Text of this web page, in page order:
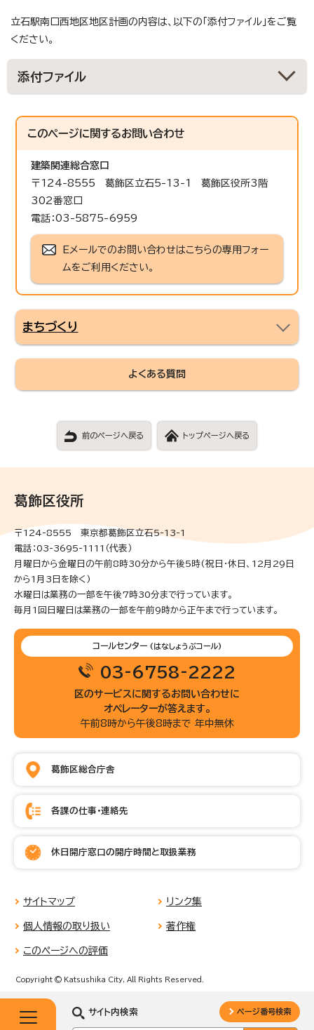
立石駅南口西地区地区計画の内容は、以下の「添付ファイル」をご覧
ください。
添付ファイル
このページに関するお問い合わせ
建築関連総合窓口
〒124-8555 葛飾区立石5-13-1 葛飾区役所3階
302番窓口
電話：03-5875-6959
Eメールでのお問い合わせはこちらの専用フォー
ムをご利用ください。
まちづくり
よくある質問
前のページへ戻る トップページへ戻る
サイト内検索 ページ番号検索
葛飾区役所
〒124-8555 東京都葛飾区立石5-13-1
電話：03-3695-1111（代表）
月曜日から金曜日の午前8時30分から午後5時(祝日・休日、12月29日
から1月3日を除く)
水曜日は業務の一部を午後7時30分まで行っています。
毎月1回日曜日は業務の一部を午前9時から正午まで行っています。
コールセンター (はなしょうぶコール)
03-6758-2222
区のサービスに関するお問い合わせに
オペレーターが答えます。
午前8時から午後8時まで 年中無休
葛飾区総合庁舎
各課の仕事・連絡先
休日開庁窓口の開庁時間と取扱業務
サイトマップ リンク集
個人情報の取り扱い 著作権
このページへの評価
Copyright © Katsushika City, All Rights Reserved.